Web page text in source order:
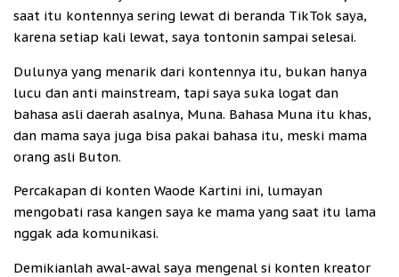
saat itu kontennya sering lewat di beranda TikTok saya,
karena setiap kali lewat, saya tontonin sampai selesai.
Dulunya yang menarik dari kontennya itu, bukan hanya
lucu dan anti mainstream, tapi saya suka logat dan
bahasa asli daerah asalnya, Muna. Bahasa Muna itu khas,
dan mama saya juga bisa pakai bahasa itu, meski mama
orang asli Buton.
Percakapan di konten Waode Kartini ini, lumayan
mengobati rasa kangen saya ke mama yang saat itu lama
nggak ada komunikasi.
Demikianlah awal-awal saya mengenal si konten kreator